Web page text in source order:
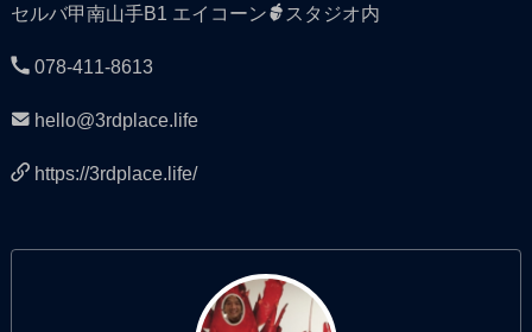
セルバ甲南山手B1 エイコーン
スタジオ内
078-411-8613
hello@3rdplace.life
https://3rdplace.life/